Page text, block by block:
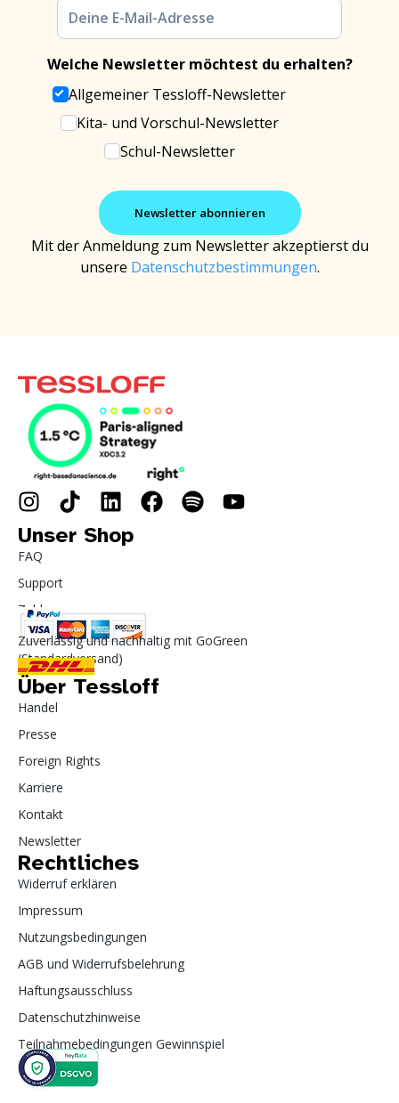
Welche Newsletter möchtest du erhalten?
Allgemeiner Tessloff-Newsletter
Kita- und Vorschul-Newsletter
Schul-Newsletter
Mit der Anmeldung zum Newsletter akzeptierst du
unsere Datenschutzbestimmungen.
Unser Shop
FAQ
Support
Zahlung
Zuverlässig und nachhaltig mit GoGreen
(Standardversand)
Über Tessloff
Handel
Presse
Foreign Rights
Karriere
Kontakt
Newsletter
Rechtliches
Widerruf erklären
Impressum
Nutzungsbedingungen
AGB und Widerrufsbelehrung
Haftungsausschluss
Datenschutzhinweise
Teilnahmebedingungen Gewinnspiel